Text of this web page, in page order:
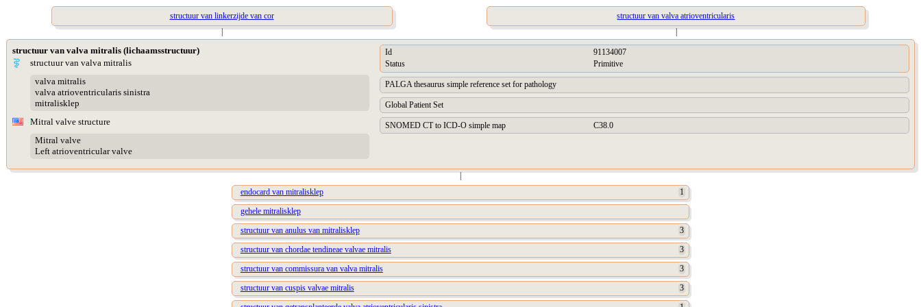
structuur van linkerzijde van cor
structuur van valva atrioventricularis
|
|
structuur van valva mitralis (lichaamsstructuur)
structuur van valva mitralis
valva mitralis
valva atrioventricularis sinistra
mitralisklep
Mitral valve structure
Mitral valve
Left atrioventricular valve
Id
91134007
Status
Primitive
PALGA thesaurus simple reference set for pathology
Global Patient Set
SNOMED CT to ICD-O simple map C38.0
|
endocard van mitralisklep
1
gehele mitralisklep
structuur van anulus van mitralisklep
3
structuur van chordae tendineae valvae mitralis
3
structuur van commissura van valva mitralis
3
structuur van cuspis valvae mitralis
3